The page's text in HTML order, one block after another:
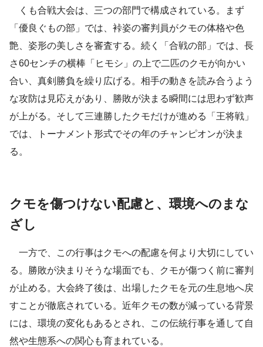
くも合戦大会は、三つの部門で構成されている。まず
「優良ぐもの部」では、裃姿の審判員がクモの体格や色
艶、姿形の美しさを審査する。続く「合戦の部」では、長
さ60センチの横棒「ヒモシ」の上で二匹のクモが向かい
合い、真剣勝負を繰り広げる。相手の動きを読み合うよう
な攻防は見応えがあり、勝敗が決まる瞬間には思わず歓声
が上がる。そして三連勝したクモだけが進める「王将戦」
では、トーナメント形式でその年のチャンピオンが決ま
る。
クモを傷つけない配慮と、環境へのまな
ざし
一方で、この行事はクモへの配慮を何より大切にしてい
る。勝敗が決まりそうな場面でも、クモが傷つく前に審判
が止める。大会終了後は、出場したクモを元の生息地へ戻
すことが徹底されている。近年クモの数が減っている背景
には、環境の変化もあるとされ、この伝統行事を通して自
然や生態系への関心も育まれている。